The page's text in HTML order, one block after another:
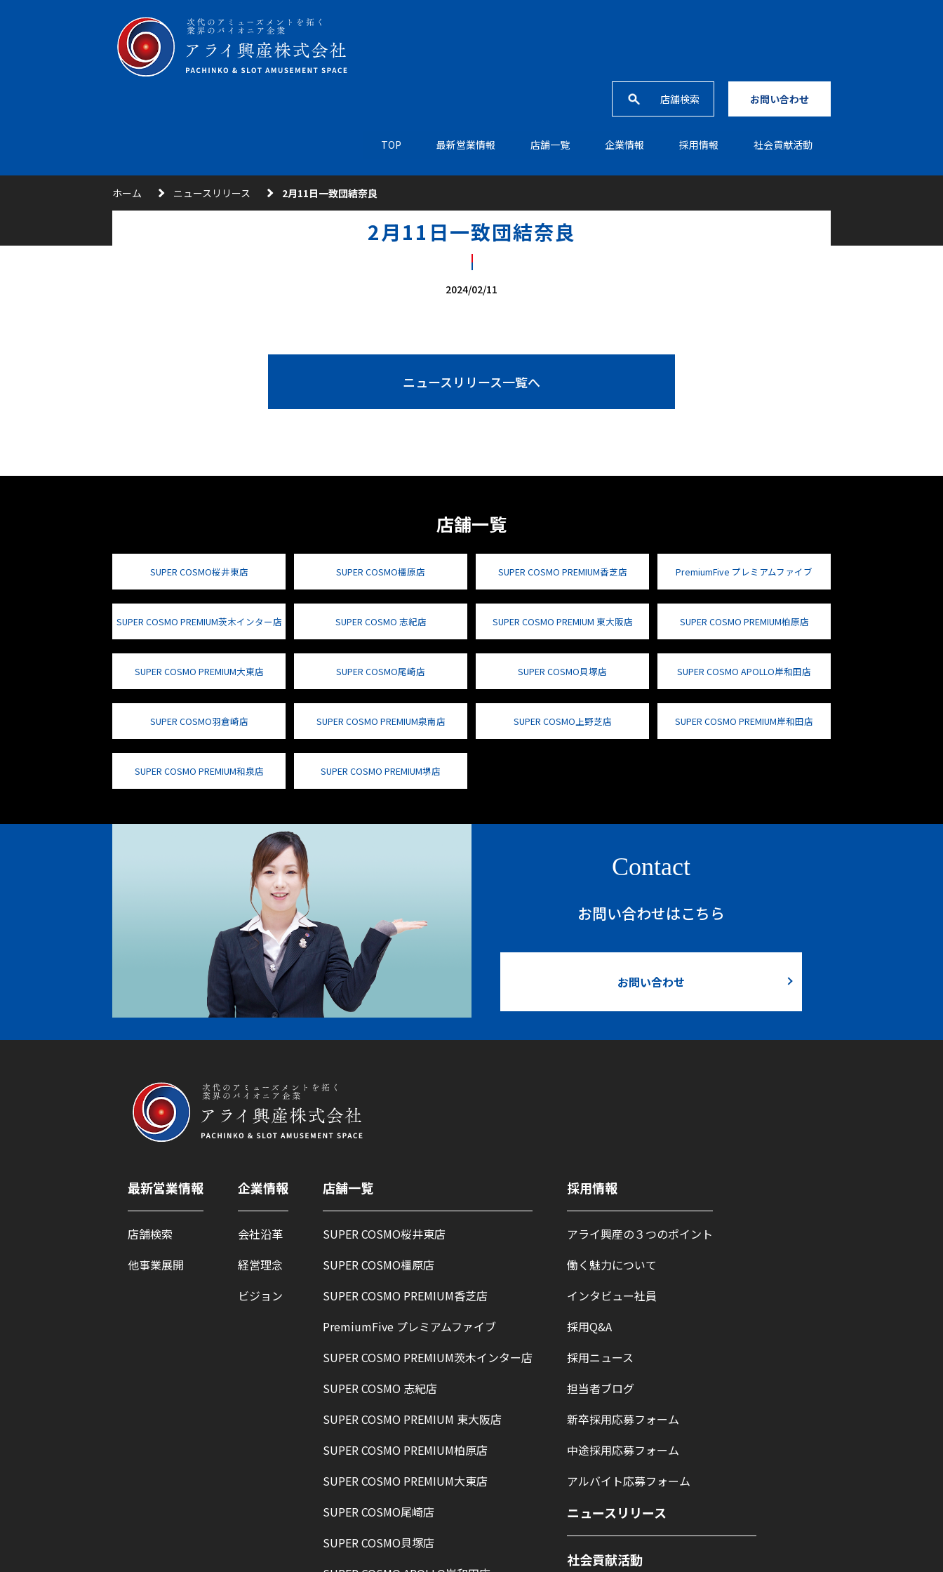
店舗検索 お問い合わせ
TOP 最新営業情報 店舗一覧 企業情報 採⽤情報 社会貢献活動
ホーム ニュースリリース 2月11日一致団結奈良
2月11日一致団結奈良
2024/02/11
ニュースリリース一覧へ
店舗一覧
SUPER COSMO桜井東店 SUPER COSMO橿原店 SUPER COSMO PREMIUM香芝店 PremiumFive プレミアムファイブ
SUPER COSMO PREMIUM茨木インター店 SUPER COSMO 志紀店 SUPER COSMO PREMIUM 東大阪店 SUPER COSMO PREMIUM柏原店
SUPER COSMO PREMIUM大東店 SUPER COSMO尾崎店 SUPER COSMO貝塚店 SUPER COSMO APOLLO岸和田店
SUPER COSMO羽倉崎店 SUPER COSMO PREMIUM泉南店 SUPER COSMO上野芝店 SUPER COSMO PREMIUM岸和田店
SUPER COSMO PREMIUM和泉店 SUPER COSMO PREMIUM堺店
Contact
お問い合わせはこちら
お問い合わせ
最新営業情報
店舗検索
他事業展開
企業情報
会社沿革
経営理念
ビジョン
店舗一覧
SUPER COSMO桜井東店
SUPER COSMO橿原店
SUPER COSMO PREMIUM香芝店
PremiumFive プレミアムファイブ
SUPER COSMO PREMIUM茨木インター店
SUPER COSMO 志紀店
SUPER COSMO PREMIUM 東大阪店
SUPER COSMO PREMIUM柏原店
SUPER COSMO PREMIUM大東店
SUPER COSMO尾崎店
SUPER COSMO貝塚店
採用情報
アライ興産の３つのポイント
働く魅力について
インタビュー社員
採用Q&A
採用ニュース
担当者ブログ
新卒採用応募フォーム
中途採用応募フォーム
アルバイト応募フォーム
ニュースリリース
社会貢献活動